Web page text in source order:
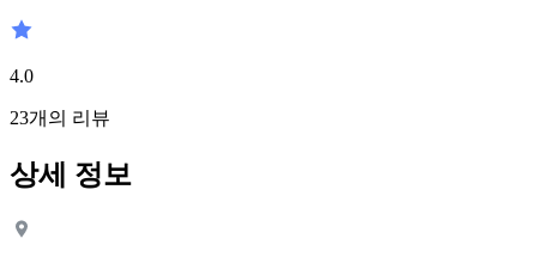
4.0
23개의 리뷰
상세 정보